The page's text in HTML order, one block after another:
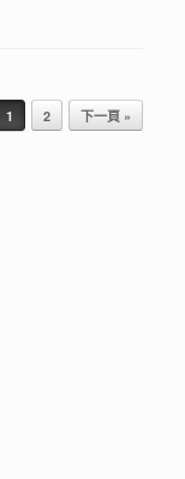
1 2 下一頁 »